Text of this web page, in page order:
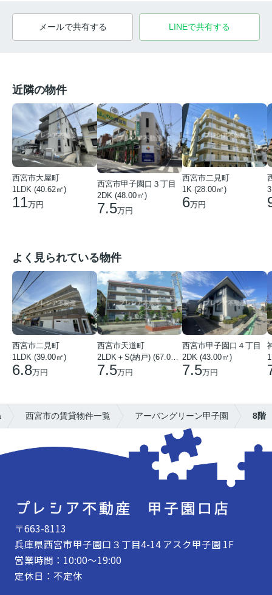
メールで共有する LINEで共有する
近隣の物件
西宮市大屋町
1LDK (40.62㎡)
11万円
西宮市甲子園口３丁目
2DK (48.00㎡)
7.5万円
西宮市二見町
1K (28.00㎡)
6万円
よく見られている物件
西宮市二見町
1LDK (39.00㎡)
6.8万円
西宮市天道町
2LDK＋S(納戸) (67.00㎡)
7.5万円
西宮市甲子園口４丁目
2DK (43.00㎡)
7.5万円
西宮市の賃貸物件一覧 アーバングリーン甲子園 8階
〒663-8113
兵庫県西宮市甲子園口３丁目4-14 アスク甲子園 1F
営業時間：10:00～19:00
定休日：不定休